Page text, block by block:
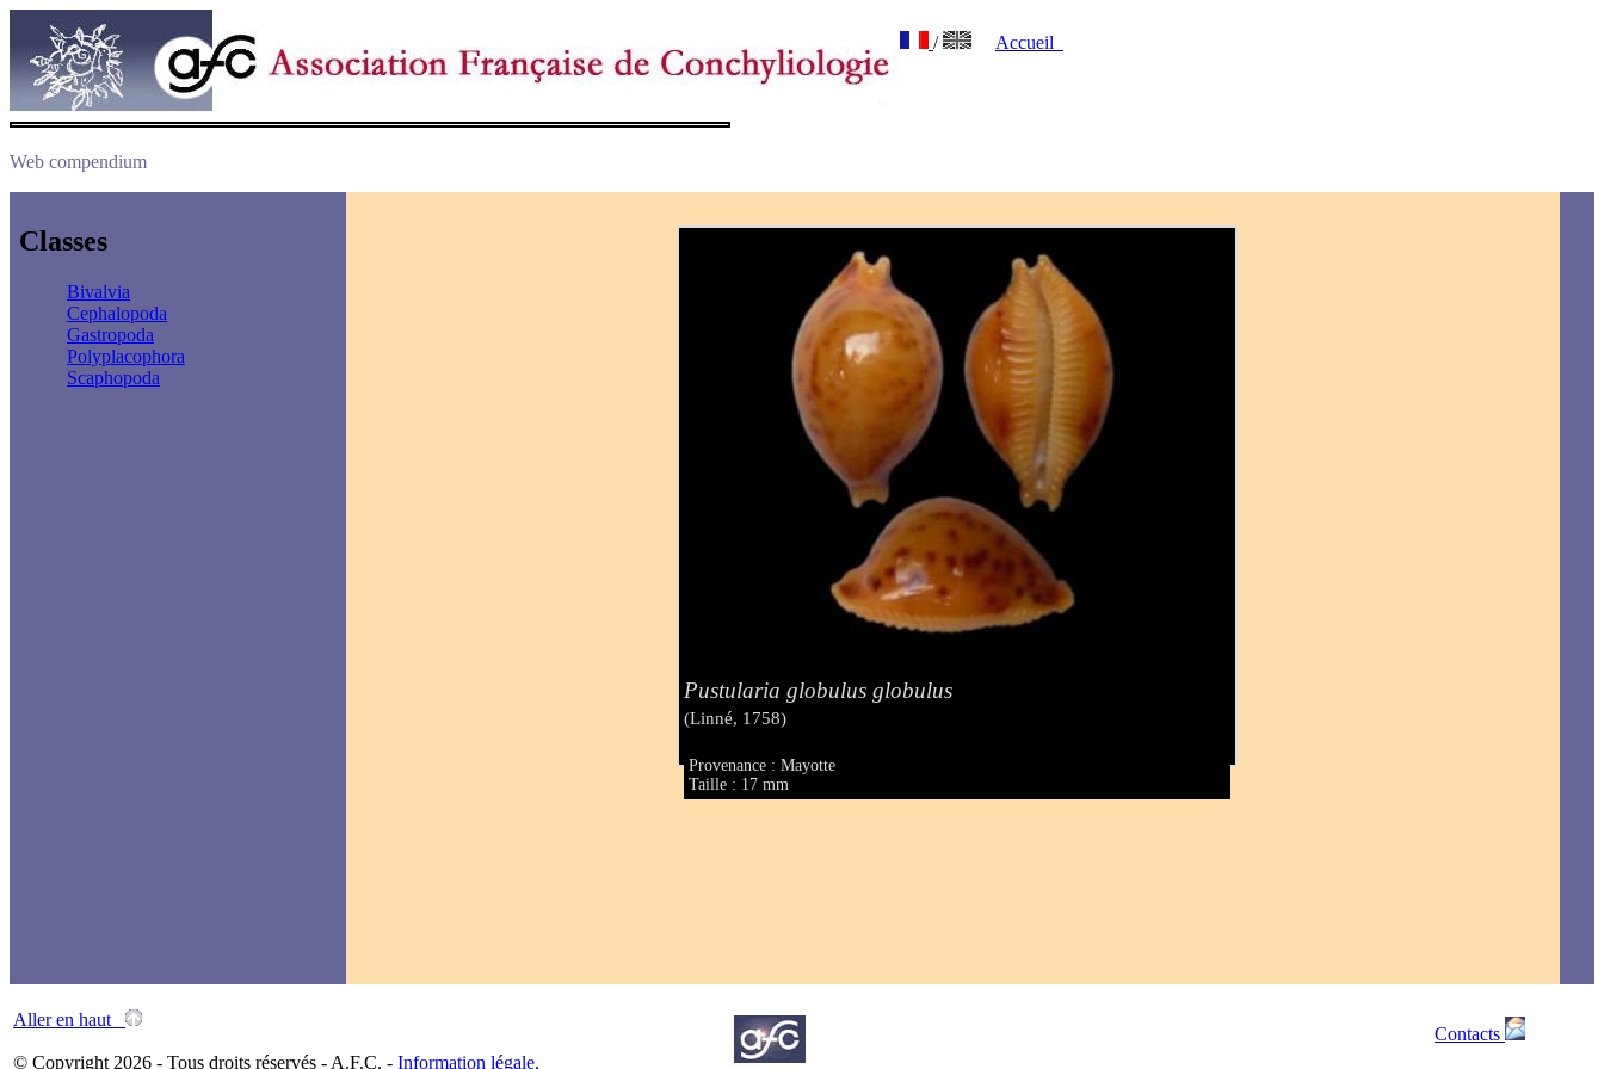
/ Accueil
Web compendium
Classes
Bivalvia
Cephalopoda
Gastropoda
Polyplacophora
Scaphopoda
Pustularia globulus globulus
(Linné, 1758)
Provenance : Mayotte
Taille : 17 mm
Aller en haut
© Copyright 2026 - Tous droits réservés - A.F.C. - Information légale.
Contacts